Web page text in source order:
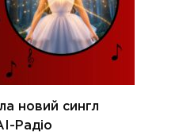
новий сингл
Радіо